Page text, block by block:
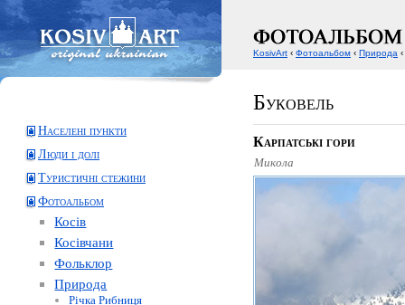
Буковель
Населені пункти
Люди і долі
Туристичні стежини
Фотоальбом
Косів
Косівчани
Фольклор
Природа
Річка Рибниця
Карпатські гори
Микола
KosivArt ‹ Фотоальбом ‹ Природа